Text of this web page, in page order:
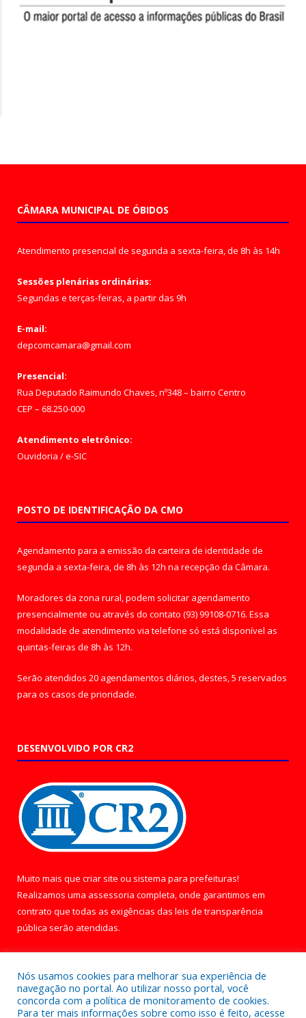
CÂMARA MUNICIPAL DE ÓBIDOS
Atendimento presencial de segunda a sexta-feira, de 8h às 14h
Sessões plenárias ordinárias:
Segundas e terças-feiras, a partir das 9h
E-mail:
depcomcamara@gmail.com
Presencial:
Rua Deputado Raimundo Chaves, nº348 – bairro Centro
CEP – 68.250-000
Atendimento eletrônico:
Ouvidoria /e-SIC
POSTO DE IDENTIFICAÇÃO DA CMO
Agendamento para a emissão da carteira de identidade de
segunda a sexta-feira, de 8h às 12h na recepção da Câmara.
Moradores da zona rural, podem solicitar agendamento
presencialmente ou através do contato (93) 99108-0716. Essa
modalidade de atendimento via telefone só está disponível as
quintas-feiras de 8h às 12h.
Serão atendidos 20 agendamentos diários, destes, 5 reservados
para os casos de prioridade.
DESENVOLVIDO POR CR2
Muito mais que criar site ou sistema para prefeituras!
Realizamos uma assessoria completa, onde garantimos em
contrato que todas as exigências das leis de transparência
pública serão atendidas.
Nós usamos cookies para melhorar sua experiência de
navegação no portal. Ao utilizar nosso portal, você
concorda com a política de monitoramento de cookies.
Para ter mais informações sobre como isso é feito, acesse